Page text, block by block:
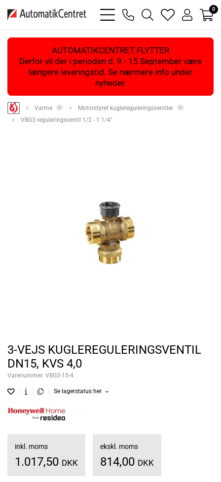
bars
light
phone
magnifying
glass
heart
light
user
light
0
AUTOMATIKCENTRET FLYTTER
Derfor vil der i perioden d. 9 - 15 September være
længere leveringstid. Se nærmere info under
nyheder.
Varme
Motorstyret kuglereguleringsventiler
VBG3 reguleringsventil 1/2 - 1 1/4"
3-VEJS KUGLEREGULERINGSVENTIL
DN15, KVS 4,0
Varenummer: VBG3-15-4
Se lagerstatus her
inkl. moms
1.017,50 DKK
ekskl. moms
814,00 DKK